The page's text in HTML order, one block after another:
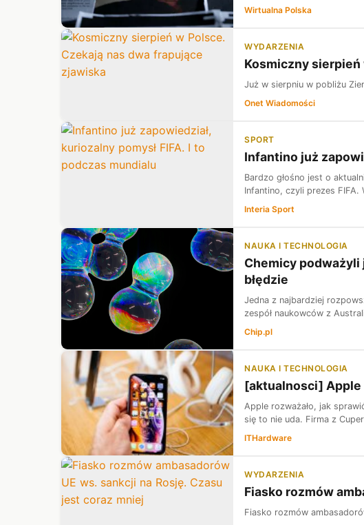
Wirtualna Polska
WYDARZENIA
Kosmiczny sierpień
Już w sierpniu w pobliżu
Onet Wiadomości
SPORT
Infantino już
Bardzo głośno jest o
Infantino, czyli prezes FIFA.
Interia Sport
NAUKA I TECHNOLOGIA
Chemicy podważyli
błędzie
Jedna z najbardziej
zespół naukowców z
Chip.pl
NAUKA I TECHNOLOGIA
[aktualnosci] Apple
Apple rozważało, jak
się to nie uda. Firma z
ITHardware
WYDARZENIA
Fiasko rozmów
Fiasko rozmów